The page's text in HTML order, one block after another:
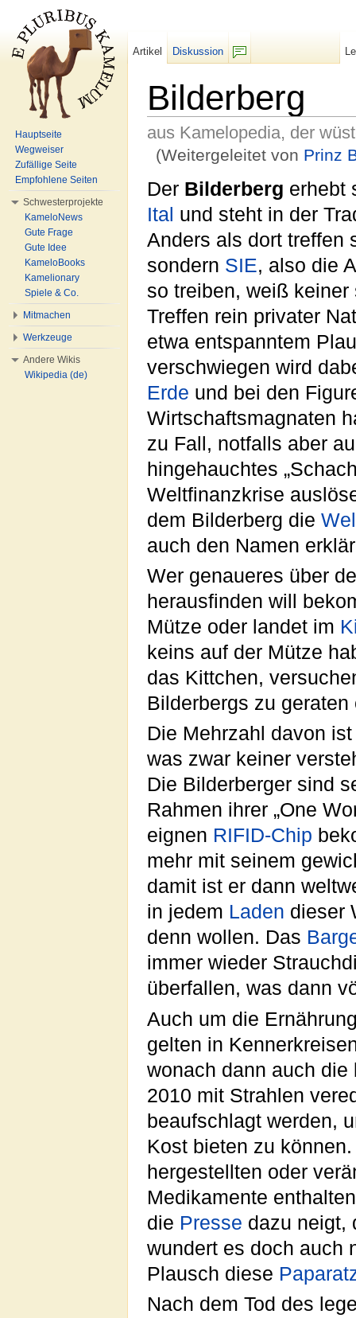
Bilderberg
aus Kamelopedia, der
(Weitergeleitet von Prinz
Der Bilderberg erhebt
Ital und steht in der
Anders als dort
sondern SIE, also die
so treiben, weiß
Treffen rein privater
etwa entspanntem
verschwiegen wird
Erde und bei den
Wirtschaftsmagnaten
zu Fall, notfalls aber
hingehauchtes
Weltfinanzkrise
dem Bilderberg die
auch den Namen
Wer genaueres über
herausfinden will
Mütze oder landet im
keins auf der Mütze
das Kittchen,
Bilderbergs zu
Die Mehrzahl davon
was zwar keiner
Die Bilderberger sind
Rahmen ihrer „One
eignen RIFID-Chip
mehr mit seinem
damit ist er dann
in jedem Laden dieser
denn wollen. Das
immer wieder
überfallen, was dann
Auch um die
gelten in
wonach dann auch
2010 mit Strahlen
beaufschlagt werden,
Kost bieten zu
hergestellten oder
Medikamente
die Presse dazu neigt,
wundert es doch auch
Plausch diese
Nach dem Tod des
Artikel
Diskussion
Hauptseite
Wegweiser
Zufällige Seite
Empfohlene Seiten
Schwesterprojekte
KameloNews
Gute Frage
Gute Idee
KameloBooks
Kamelionary
Spiele & Co.
Mitmachen
Werkzeuge
Andere Wikis
Wikipedia (de)